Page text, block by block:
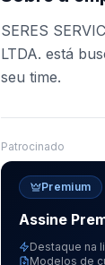
SERES
LTDA. está
seu time.
Patrocinado
Premium
Assine
Destaque na
Modelos de